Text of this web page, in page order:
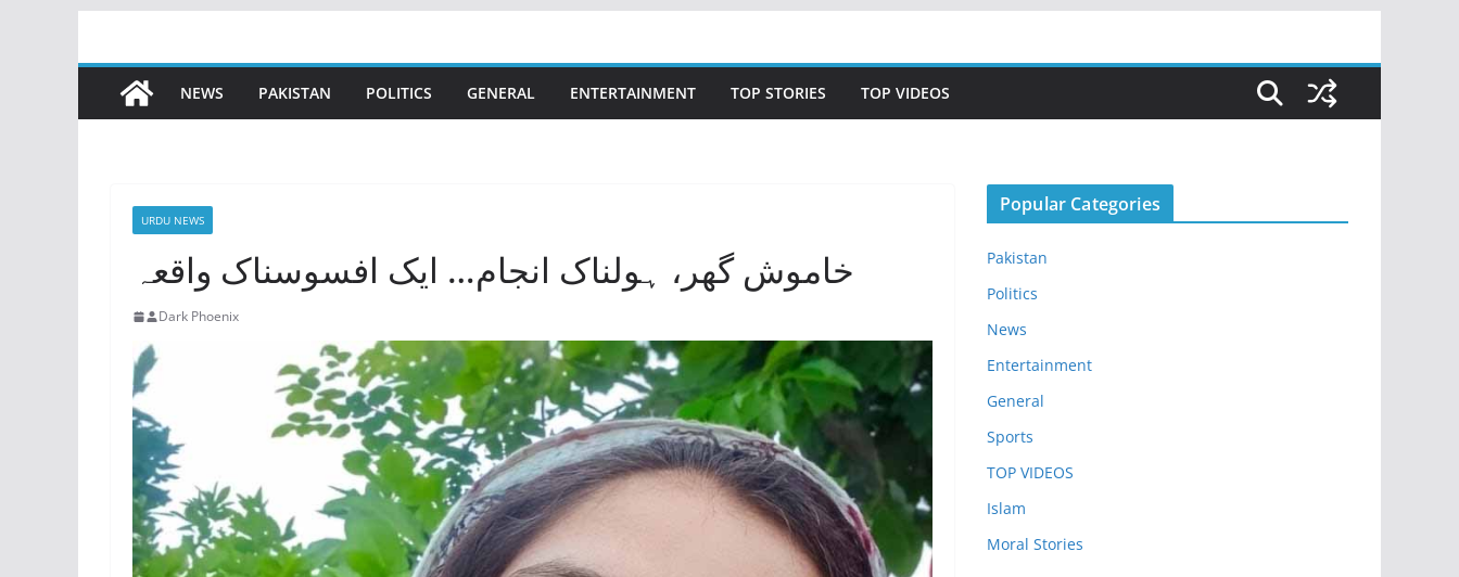
content
NEWS PAKISTAN POLITICS GENERAL ENTERTAINMENT TOP STORIES TOP VIDEOS
URDU NEWS
خاموش گھر، ہولناک انجام… ایک افسوسناک واقعہ
Dark Phoenix
Popular Categories
Pakistan
Politics
News
Entertainment
General
Sports
TOP VIDEOS
Islam
Moral Stories